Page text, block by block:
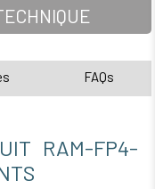
FAQs
RAM-FP4-